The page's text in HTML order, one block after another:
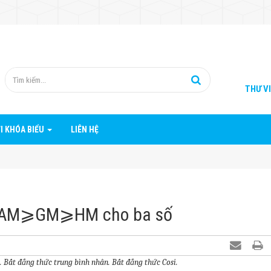
THƯ
KHÓA BIỂU LIÊN HỆ
cho ba số
đẳng thức trung bình nhân. Bất đẳng thức Cosi.